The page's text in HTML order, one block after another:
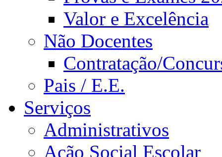
Valor e Excelência
Não Docentes
Contratação/
Pais / E.E.
Serviços
Administrativos
Ação Social Escolar